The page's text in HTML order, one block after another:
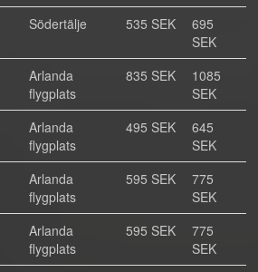
Södertälje 535 SEK
695
SEK
Arlanda
flygplats
835 SEK
1085
SEK
Arlanda
flygplats
495 SEK
645
SEK
Arlanda
flygplats
595 SEK
775
SEK
Arlanda
flygplats
595 SEK
775
SEK